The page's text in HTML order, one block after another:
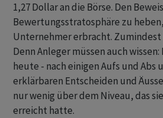
1,27 Dollar an die Börse. Den
Bewertungsstratosphäre zu
Unternehmer erbracht. Zumindest
Denn Anleger müssen auch
heute - nach einigen Aufs und Abs
erklärbaren Entscheiden und
nur wenig über dem Niveau, das
erreicht hatte.